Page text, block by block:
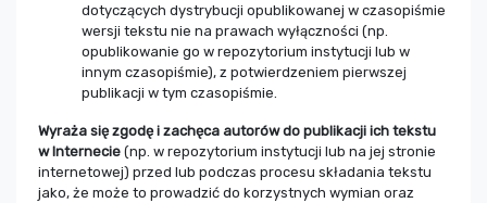
dotyczących dystrybucji opublikowanej w czasopiśmie
wersji tekstu nie na prawach wyłączności (np.
opublikowanie go w repozytorium instytucji lub w
innym czasopiśmie), z potwierdzeniem pierwszej
publikacji w tym czasopiśmie.
Wyraża się zgodę i zachęca autorów do publikacji ich tekstu
w Internecie (np. w repozytorium instytucji lub na jej stronie
internetowej) przed lub podczas procesu składania tekstu
jako, że może to prowadzić do korzystnych wymian oraz